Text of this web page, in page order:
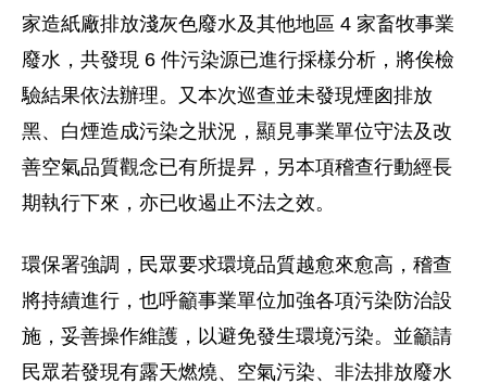
家造紙廠排放淺灰色廢水及其他地區 4 家畜牧事業
廢水，共發現 6 件污染源已進行採樣分析，將俟檢
驗結果依法辦理。又本次巡查並未發現煙囪排放
黑、白煙造成污染之狀況，顯見事業單位守法及改
善空氣品質觀念已有所提昇，另本項稽查行動經長
期執行下來，亦已收遏止不法之效。
環保署強調，民眾要求環境品質越愈來愈高，稽查
將持續進行，也呼籲事業單位加強各項污染防治設
施，妥善操作維護，以避免發生環境污染。並籲請
民眾若發現有露天燃燒、空氣污染、非法排放廢水